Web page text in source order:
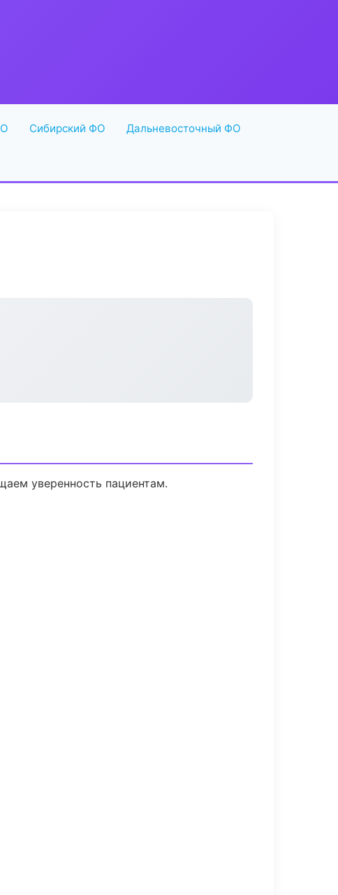
Сибирский ФО Дальневосточный ФО
уверенность пациентам.